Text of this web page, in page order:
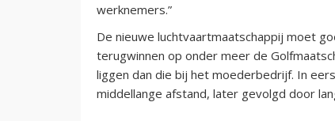
werknemers.”
De nieuwe luchtvaartmaatschappij moet
terugwinnen op onder meer de
liggen dan die bij het moederbedrijf. In
middellange afstand, later gevolgd door